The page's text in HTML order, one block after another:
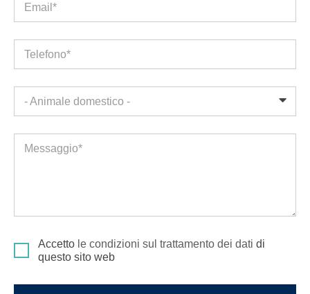
Email*
Telefono*
- Animale domestico -
Messaggio*
Accetto le condizioni sul trattamento dei dati di
questo sito web